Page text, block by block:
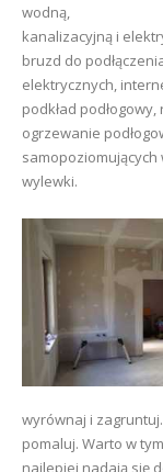
wodną,
kanalizacyjną i
bruzd do
elektrycznych,
podkład
ogrzewanie
samopoziomujących
wylewki.
wyrównaj i
pomaluj. Warto w
najlepiej nadają się